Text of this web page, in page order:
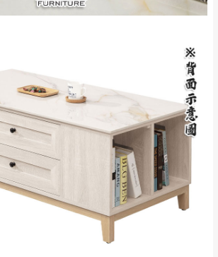
地區固定每周(三)、(日)兩天收送貨
：彰化、南投、雲林、嘉義、台南、高
花蓮、台東、金門、馬祖、澎湖地區
詢問 →@dershin
態且完整包裝，床墊、床包、枕頭
為未拆封狀態(請保持商品、附件、
商紙及所有附隨文件或資料之完整
依照上述方式處理，恕無法接受退
電腦螢幕選購商品，可能會因個人
的設定色差或解析度等因素， 與實
顏色、質感稍有不同，如因此而需
需自付來回運費及人資成本